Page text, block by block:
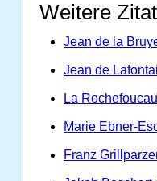
Weitere
Jean de la
Jean de
La
Marie Ebner-
Franz